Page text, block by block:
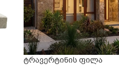
ტრავერტინის ფილა